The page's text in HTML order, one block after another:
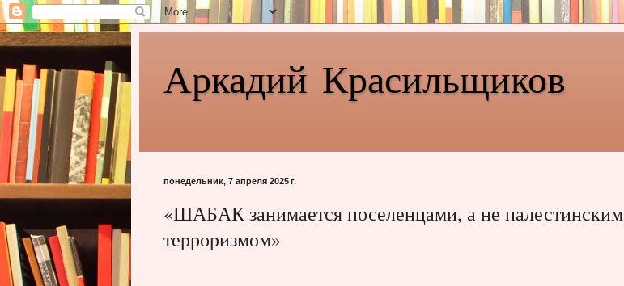
Аркадий Красильщиков
понедельник, 7 апреля 2025 г.
«ШАБАК занимается поселенцами, а не палестинским
терроризмом»